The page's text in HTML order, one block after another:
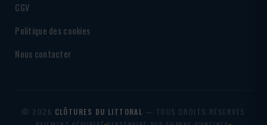
CGV
Politique des cookies
Nous contacter
© 2026 CLÔTURES DU LITTORAL — TOUS DROITS RÉSERVÉS